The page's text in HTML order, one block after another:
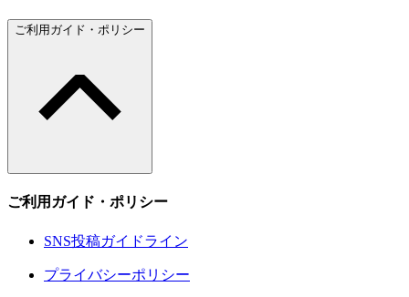
ご利用ガイド・ポリシー
ご利用ガイド・ポリシー
SNS投稿ガイドライン
プライバシーポリシー